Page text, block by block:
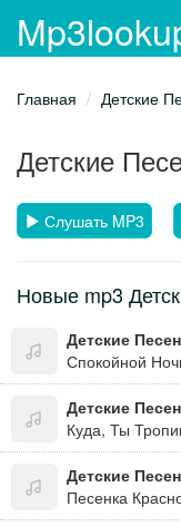
Главная Детские
Детские
Слушать MP3
Новые mp3
Детские
Спокойной
Детские
Детские
Песенка